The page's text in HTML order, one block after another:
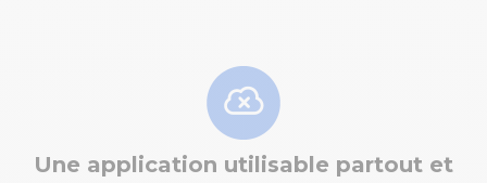
Une application utilisable partout et